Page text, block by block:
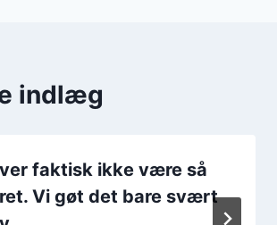
indlæg
faktisk ikke være så
Vi gøt det bare svært